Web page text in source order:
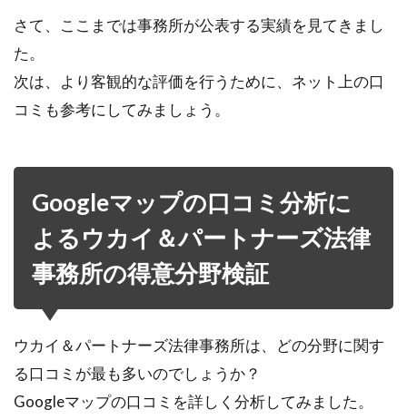
さて、ここまでは事務所が公表する実績を見てきまし
た。
次は、より客観的な評価を行うために、ネット上の口
コミも参考にしてみましょう。
Googleマップの口コミ分析に
よるウカイ＆パートナーズ法律
事務所の得意分野検証
ウカイ＆パートナーズ法律事務所は、どの分野に関す
る口コミが最も多いのでしょうか？
Googleマップの口コミを詳しく分析してみました。